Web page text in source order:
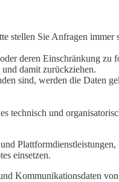
stellen Sie Anfragen
deren Einschränkung zu
damit zurückziehen.
sind, werden die Daten
technisch und
Plattformdienstleistungen,
einsetzen.
Kommunikationsdaten